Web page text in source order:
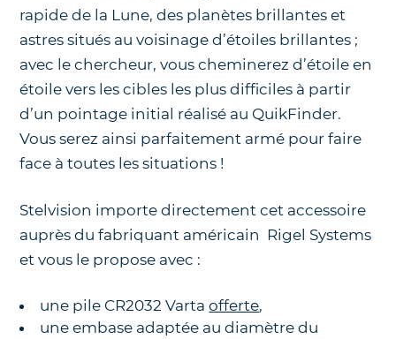
rapide de la Lune, des planètes brillantes et
astres situés au voisinage d’étoiles brillantes ;
avec le chercheur, vous cheminerez d’étoile en
étoile vers les cibles les plus difficiles à partir
d’un pointage initial réalisé au QuikFinder.
Vous serez ainsi parfaitement armé pour faire
face à toutes les situations !
Stelvision importe directement cet accessoire
auprès du fabriquant américain Rigel Systems
et vous le propose avec :
une pile CR2032 Vartaofferte,
une embase adaptée au diamètre du